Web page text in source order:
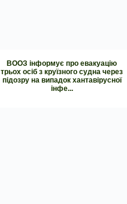
ВООЗ інформує про евакуацію
трьох осіб з круїзного судна через
підозру на випадок хантавірусної
інфе...